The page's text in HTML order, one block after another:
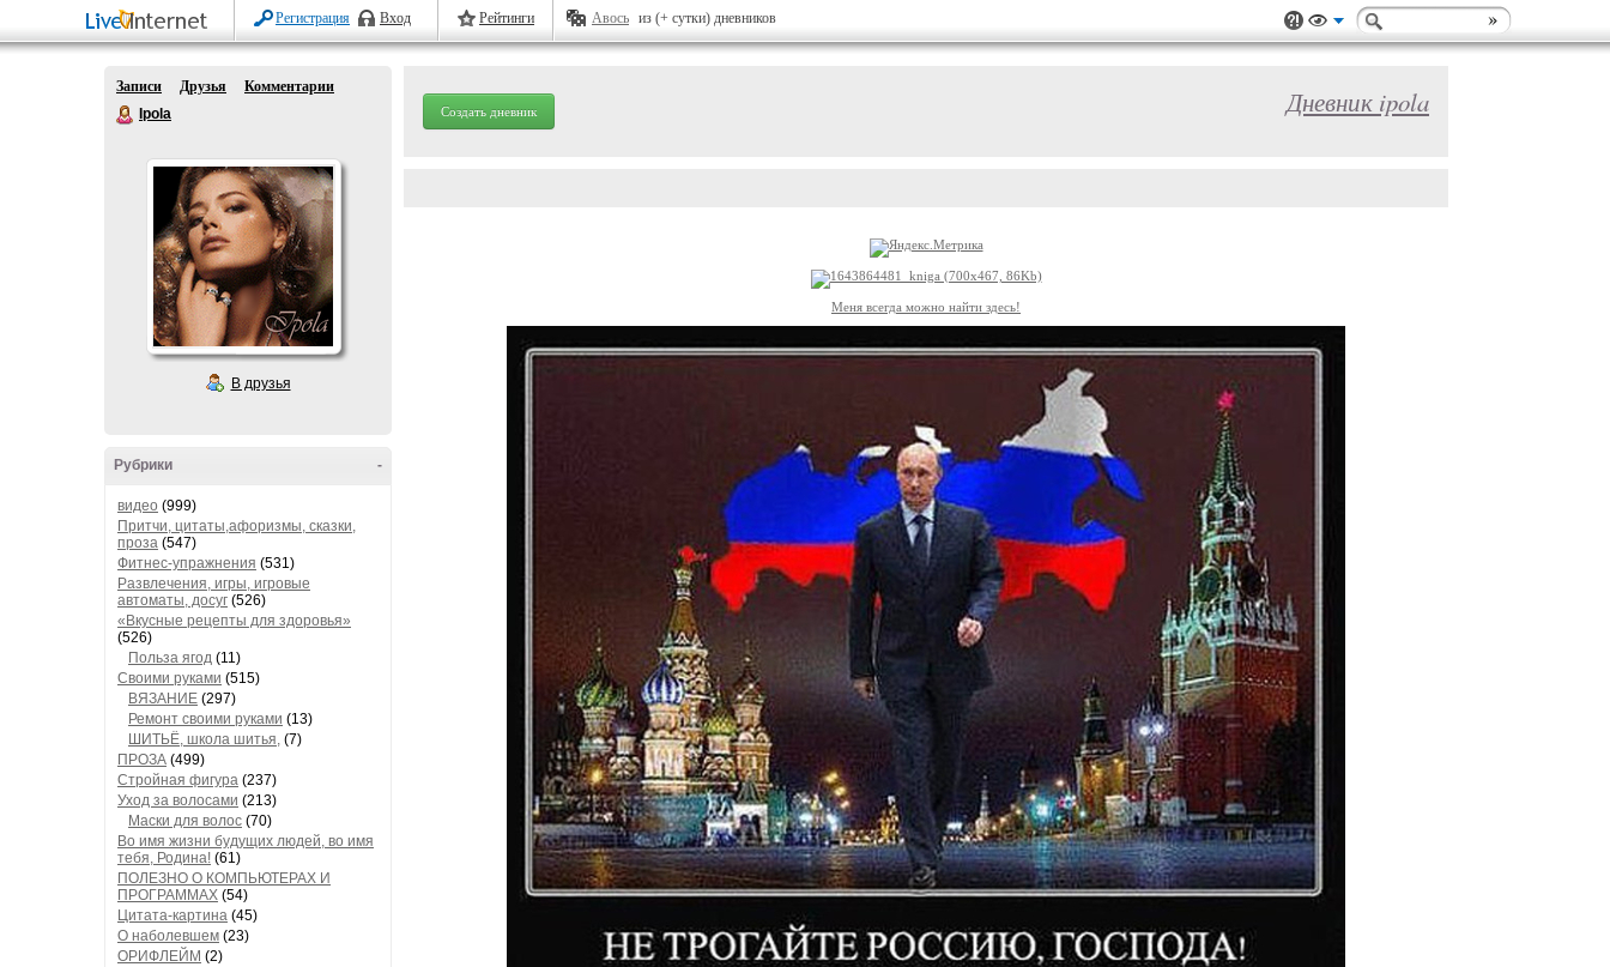
Регистрация Вход Рейтинги Авось из (+ сутки) дневников
Записи Друзья
Комментарии
Ipola
В друзья
-
Рубрики
видео (999)
Притчи, цитаты,афоризмы, сказки,
проза (547)
Фитнес-упражнения (531)
Развлечения, игры, игровые
автоматы, досуг (526)
«Вкусные рецепты для здоровья»
(526)
Польза ягод (11)
Своими руками (515)
ВЯЗАНИЕ (297)
Ремонт своими руками (13)
ШИТЬЁ, школа шитья, (7)
ПРОЗА (499)
Стройная фигура (237)
Уход за волосами (213)
Маски для волос (70)
Во имя жизни будущих людей, во имя
тебя, Родина! (61)
ПОЛЕЗНО О КОМПЬЮТЕРАХ И
ПРОГРАММАХ (54)
Цитата-картина (45)
О наболевшем (23)
ОРИФЛЕЙМ (2)
Создать дневник Дневник ipola
Меня всегда можно найти здесь!